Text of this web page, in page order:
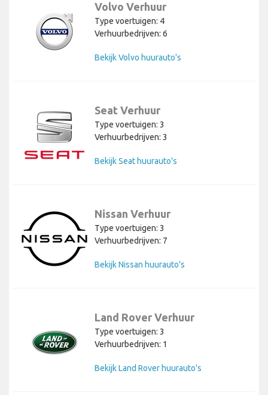
Volvo Verhuur
Type voertuigen: 4
Verhuurbedrijven: 6
Bekijk Volvo huurauto's
Seat Verhuur
Type voertuigen: 3
Verhuurbedrijven: 3
Bekijk Seat huurauto's
Nissan Verhuur
Type voertuigen: 3
Verhuurbedrijven: 7
Bekijk Nissan huurauto's
Land Rover Verhuur
Type voertuigen: 3
Verhuurbedrijven: 1
Bekijk Land Rover huurauto's